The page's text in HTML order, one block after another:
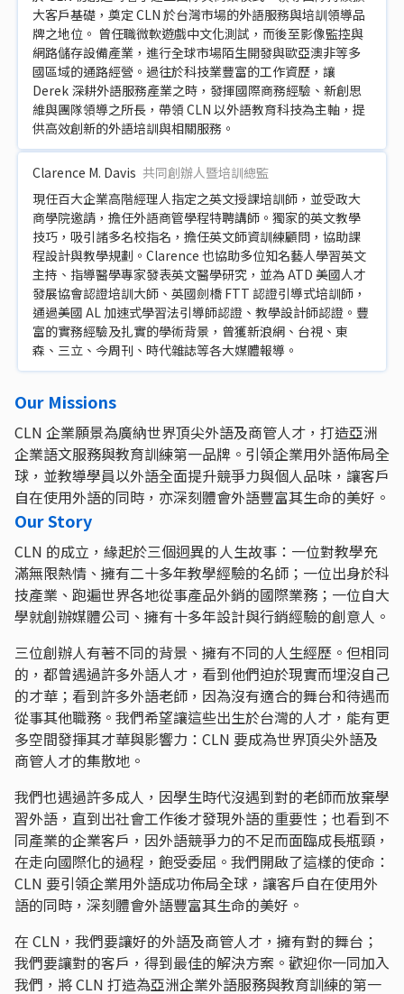
大客戶基礎，奠定 CLN 於台灣市場的外語服務與培訓領導品
牌之地位。 曾任職微軟遊戲中文化測試，而後至影像監控與
網路儲存設備產業，進行全球市場陌生開發與歐亞澳非等多
國區域的通路經營。過往於科技業豐富的工作資歷，讓
Derek 深耕外語服務產業之時，發揮國際商務經驗、新創思
維與團隊領導之所長，帶領 CLN 以外語教育科技為主軸，提
供高效創新的外語培訓與相關服務。
Clarence M. Davis 共同創辦人暨培訓總監
現任百大企業高階經理人指定之英文授課培訓師，並受政大
商學院邀請，擔任外語商管學程特聘講師。獨家的英文教學
技巧，吸引諸多名校指名，擔任英文師資訓練顧問，協助課
程設計與教學規劃。Clarence 也協助多位知名藝人學習英文
主持、指導醫學專家發表英文醫學研究，並為 ATD 美國人才
發展協會認證培訓大師、英國劍橋 FTT 認證引導式培訓師，
通過美國 AL 加速式學習法引導師認證、教學設計師認證。豐
富的實務經驗及扎實的學術背景，曾獲新浪網、台視、東
森、三立、今周刊、時代雜誌等各大媒體報導。
Our Missions
CLN 企業願景為廣納世界頂尖外語及商管人才，打造亞洲
企業語文服務與教育訓練第一品牌。引領企業用外語佈局全
球，並教導學員以外語全面提升競爭力與個人品味，讓客戶
自在使用外語的同時，亦深刻體會外語豐富其生命的美好。
Our Story
CLN 的成立，緣起於三個迥異的人生故事：一位對教學充
滿無限熱情、擁有二十多年教學經驗的名師；一位出身於科
技產業、跑遍世界各地從事產品外銷的國際業務；一位自大
學就創辦媒體公司、擁有十多年設計與行銷經驗的創意人。
三位創辦人有著不同的背景、擁有不同的人生經歷。但相同
的，都曾遇過許多外語人才，看到他們迫於現實而埋沒自己
的才華；看到許多外語老師，因為沒有適合的舞台和待遇而
從事其他職務。我們希望讓這些出生於台灣的人才，能有更
多空間發揮其才華與影響力：CLN 要成為世界頂尖外語及
商管人才的集散地。
我們也遇過許多成人，因學生時代沒遇到對的老師而放棄學
習外語，直到出社會工作後才發現外語的重要性；也看到不
同產業的企業客戶，因外語競爭力的不足而面臨成長瓶頸，
在走向國際化的過程，飽受委屈。我們開啟了這樣的使命：
CLN 要引領企業用外語成功佈局全球，讓客戶自在使用外
語的同時，深刻體會外語豐富其生命的美好。
在 CLN，我們要讓好的外語及商管人才，擁有對的舞台；
我們要讓對的客戶，得到最佳的解決方案。歡迎你一同加入
我們，將 CLN 打造為亞洲企業外語服務與教育訓練的第一